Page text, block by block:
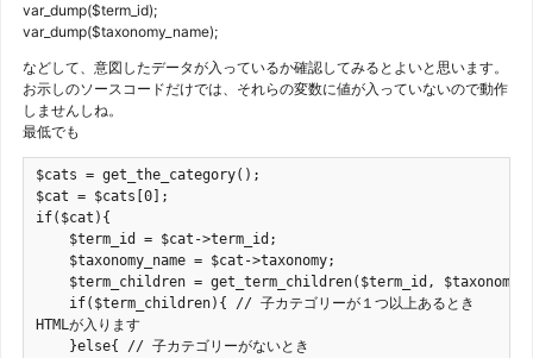
var_dump($term_id);
var_dump($taxonomy_name);
などして、意図したデータが入っているか確認してみるとよいと思います。
お示しのソースコードだけでは、それらの変数に値が入っていないので動作
しませんしね。
最低でも
$cats = get_the_category();
$cat = $cats[0];
if($cat){
    $term_id = $cat->term_id;
    $taxonomy_name = $cat->taxonomy;
$term_children = get_term_children($term_id,
    if($term_children){ // 子カテゴリーが１つ以上あるとき
HTMLが入ります
    }else{ // 子カテゴリーがないとき